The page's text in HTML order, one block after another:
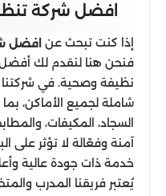
افضل شركة
إذا كنت تبحث عن افضل
فنحن هنا لنقدم لك
نظيفة وصحية. في
شاملة لجميع الأماكن،
السجاد، المكيفات،
آمنة وفعّالة لا تؤثر على
خدمة ذات جودة عالية
يُعتبر فريقنا المدرب